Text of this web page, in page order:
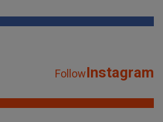
FollowInstagram